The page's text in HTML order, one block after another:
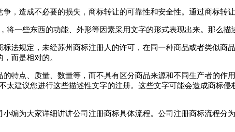
，造成不必要的损失，商标转让的可靠性和安全性。通过商标转
将一些东西的功能、外形等因素采用文字的形式表现出来。那么描
法规定，未经苏州商标注册人的许可，在同一种商品或者类似商
而是相对的。
特点、质量、数量等，而不具有区分商品来源和不同生产者的作
太建议您进行这些描述性文字的注册。这些文字可能会造成商标
编为大家详细讲讲公司注册商标具体流程。公司注册商标流程分为